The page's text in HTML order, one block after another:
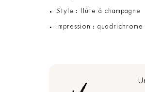
Style : flûte à champagne
Impression :